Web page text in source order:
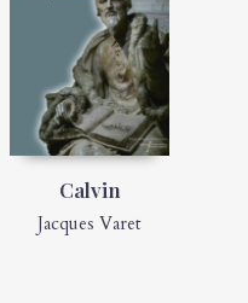
Calvin
Jacques Varet